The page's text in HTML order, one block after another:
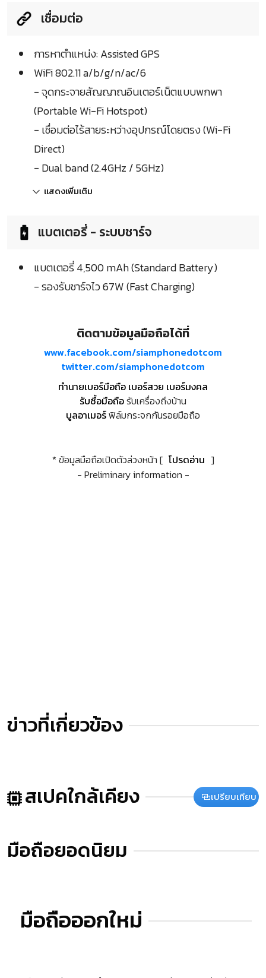
เชื่อมต่อ
การหาตำแหน่ง: Assisted GPS
WiFi 802.11 a/b/g/n/ac/6
- จุดกระจายสัญญาณอินเตอร์เน็ตแบบพกพา
(Portable Wi-Fi Hotspot)
- เชื่อมต่อไร้สายระหว่างอุปกรณ์โดยตรง (Wi-Fi
Direct)
- Dual band (2.4GHz / 5GHz)
แสดงเพิ่มเติม
แบตเตอรี่ - ระบบชาร์จ
แบตเตอรี่ 4,500 mAh (Standard Battery)
- รองรับชาร์จไว 67W (Fast Charging)
ติดตามข้อมูลมือถือได้ที่
www.facebook.com/siamphonedotcom
twitter.com/siamphonedotcom
ทำนายเบอร์มือถือ เบอร์สวย เบอร์มงคล
รับซื้อมือถือรับเครื่องถึงบ้าน
บูลอาเมอร์ฟิล์มกระจกกันรอยมือถือ
* ข้อมูลมือถือเปิดตัวล่วงหน้า [ โปรดอ่าน ]
- Preliminary information -
ข่าวที่เกี่ยวข้อง
สเปคใกล้เคียง เปรียบเทียบ
มือถือยอดนิยม
มือถือออกใหม่